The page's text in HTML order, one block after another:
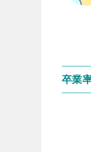
卒業